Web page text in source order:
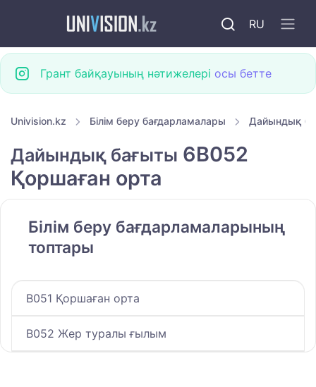
RU
Грант байқауының нәтижелері осы бетте
Univision.kz Білім беру бағдарламалары Дайындық
Дайындық бағыты 6B052
Қоршаған орта
Білім беру бағдарламаларының
топтары
B051 Қоршаған орта
B052 Жер туралы ғылым